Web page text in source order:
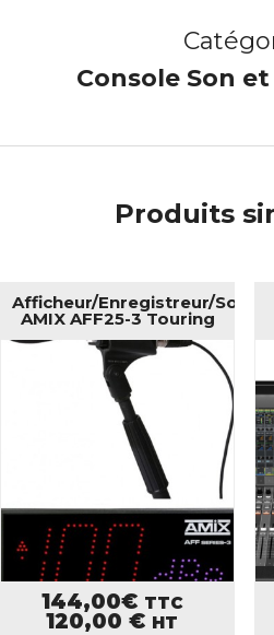
Console Son
Produits
Afficheur/Enregistreur/
AMIX AFF25-3 Touring
144,00€ TTC
120,00€ HT